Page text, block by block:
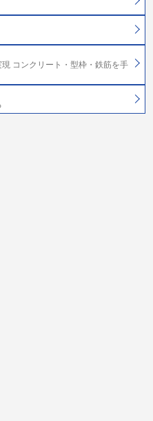
コンクリート・型枠・鉄筋を手